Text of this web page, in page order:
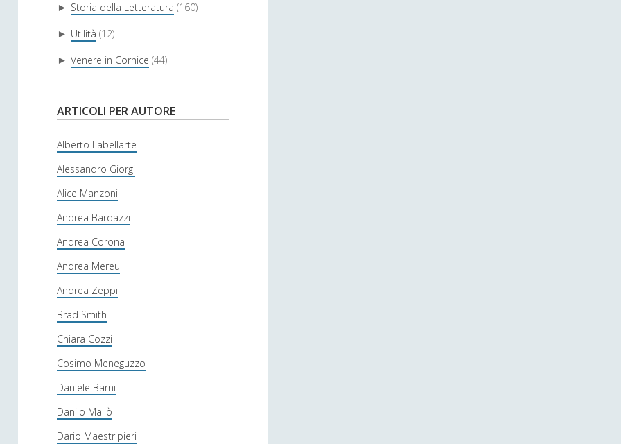
► Storia della Letteratura (160)
► Utilità (12)
► Venere in Cornice (44)
ARTICOLI PER AUTORE
Alberto Labellarte
Alessandro Giorgi
Alice Manzoni
Andrea Bardazzi
Andrea Corona
Andrea Mereu
Andrea Zeppi
Brad Smith
Chiara Cozzi
Cosimo Meneguzzo
Daniele Barni
Danilo Mallò
Dario Maestripieri